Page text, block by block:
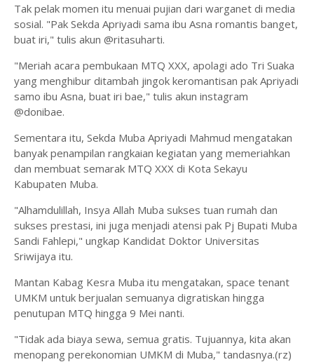
Tak pelak momen itu menuai pujian dari warganet di media
sosial. "Pak Sekda Apriyadi sama ibu Asna romantis banget,
buat iri," tulis akun @ritasuharti.
"Meriah acara pembukaan MTQ XXX, apolagi ado Tri Suaka
yang menghibur ditambah jingok keromantisan pak Apriyadi
samo ibu Asna, buat iri bae," tulis akun instagram
@donibae.
Sementara itu, Sekda Muba Apriyadi Mahmud mengatakan
banyak penampilan rangkaian kegiatan yang memeriahkan
dan membuat semarak MTQ XXX di Kota Sekayu
Kabupaten Muba.
"Alhamdulillah, Insya Allah Muba sukses tuan rumah dan
sukses prestasi, ini juga menjadi atensi pak Pj Bupati Muba
Sandi Fahlepi," ungkap Kandidat Doktor Universitas
Sriwijaya itu.
Mantan Kabag Kesra Muba itu mengatakan, space tenant
UMKM untuk berjualan semuanya digratiskan hingga
penutupan MTQ hingga 9 Mei nanti.
"Tidak ada biaya sewa, semua gratis. Tujuannya, kita akan
menopang perekonomian UMKM di Muba," tandasnya.(rz)